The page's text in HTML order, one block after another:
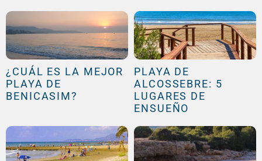
¿CUÁL ES LA MEJOR
PLAYA DE
BENICASIM?
PLAYA DE
ALCOSSEBRE: 5
LUGARES DE
ENSUEÑO